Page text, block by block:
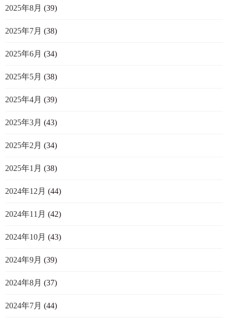
2025年8月 (39)
2025年7月 (38)
2025年6月 (34)
2025年5月 (38)
2025年4月 (39)
2025年3月 (43)
2025年2月 (34)
2025年1月 (38)
2024年12月 (44)
2024年11月 (42)
2024年10月 (43)
2024年9月 (39)
2024年8月 (37)
2024年7月 (44)